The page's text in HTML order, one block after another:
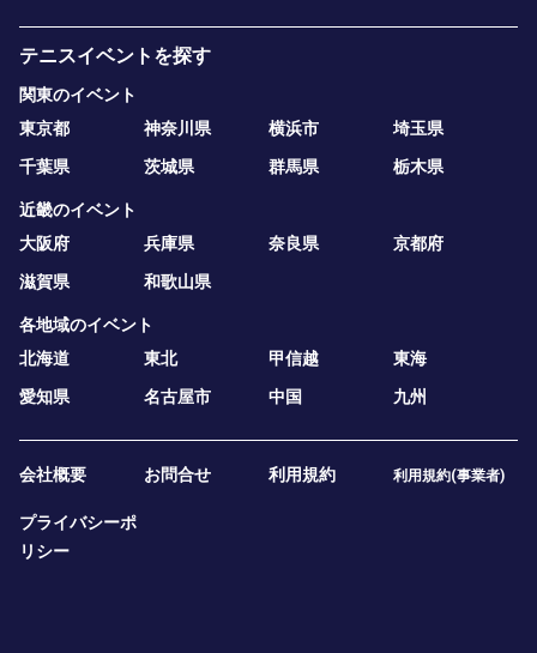
テニスイベントを探す
関東のイベント
東京都
神奈川県 横浜市
埼玉県
千葉県
茨城県 群馬県 栃木県
近畿のイベント
大阪府
兵庫県 奈良県
京都府
滋賀県
和歌山県
各地域のイベント
北海道
東北 甲信越
東海
愛知県
名古屋市 中国 九州
会社概要 お問合せ 利用規約 利用規約(事業者)
プライバシーポ
リシー